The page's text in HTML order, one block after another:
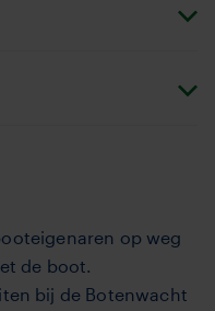
op weg
de boot.
bij de Botenwacht